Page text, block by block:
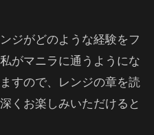
ジがどのような経験をフ
がマニラに通うようにな
すので、レンジの章を読
くお楽しみいただけると